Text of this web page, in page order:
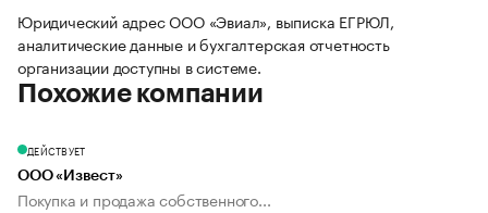
Юридический адрес ООО «Эвиал», выписка ЕГРЮЛ,
аналитические данные и бухгалтерская отчетность
организации доступны в системе.
Похожие компании
ДЕЙСТВУЕТ
ООО «Извест»
Покупка и продажа собственного...